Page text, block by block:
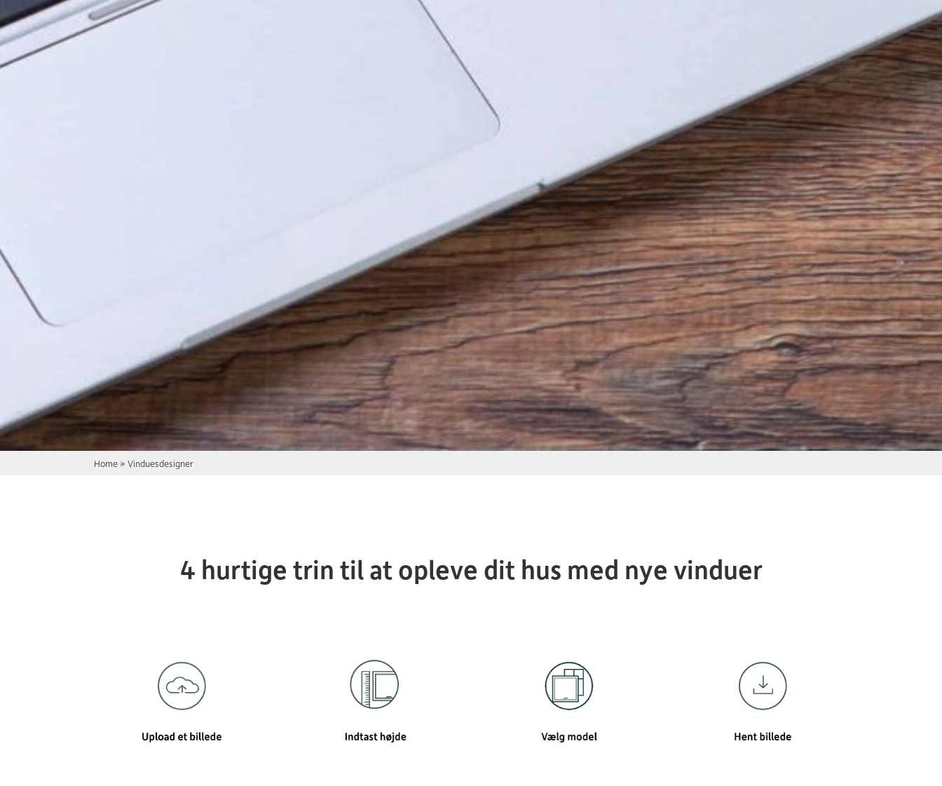
Home »Vinduesdesigner
4 hurtige trin til at opleve dit hus med nye vinduer